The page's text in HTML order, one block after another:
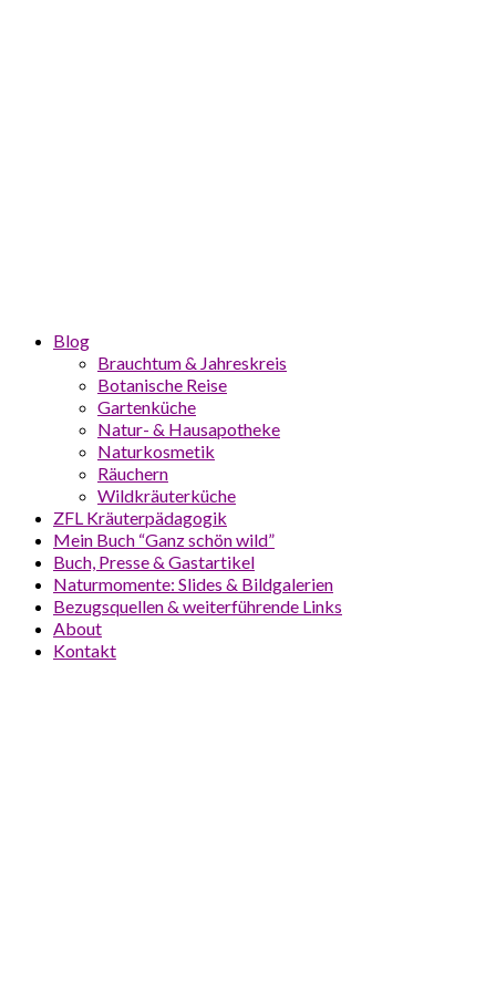
Blog
Brauchtum & Jahreskreis
Botanische Reise
Gartenküche
Natur- & Hausapotheke
Naturkosmetik
Räuchern
Wildkräuterküche
ZFL Kräuterpädagogik
Mein Buch “Ganz schön wild”
Buch, Presse & Gastartikel
Naturmomente: Slides & Bildgalerien
Bezugsquellen & weiterführende Links
About
Kontakt